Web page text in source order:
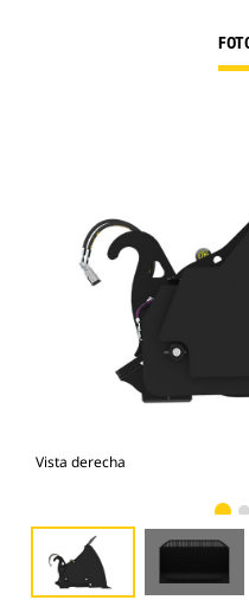
Vista derecha